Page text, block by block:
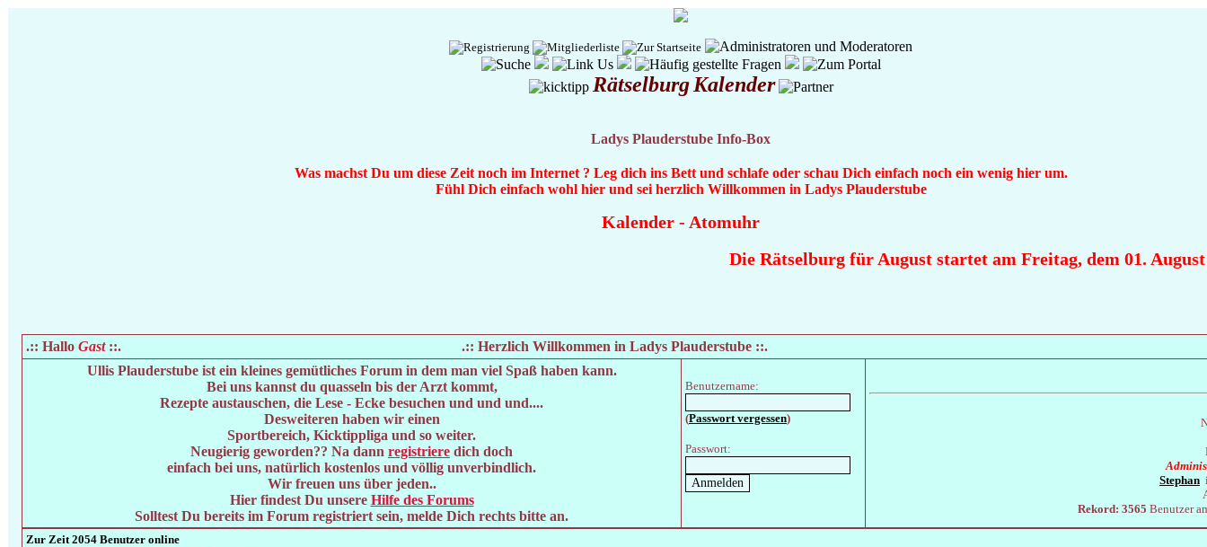
Rätselburg Kalender
Ladys Plauderstube Info-Box
Was machst Du um diese Zeit noch im Internet ? Leg dich ins Bett und schlafe oder schau Dich einfach noch ein wenig hier um.
Fühl Dich einfach wohl hier und sei herzlich Willkommen in Ladys Plauderstube
Kalender - Atomuhr
Die Rätselburg für August startet am Freitag, dem 01. August
.:: Hallo Gast::.
.:: Herzlich Willkommen in Ladys Plauderstube ::.
Ullis Plauderstube ist ein kleines gemütliches Forum in dem man viel Spaß haben kann.
Bei uns kannst du quasseln bis der Arzt kommt,
Rezepte austauschen, die Lese - Ecke besuchen und und und....
Desweiteren haben wir einen
Sportbereich, Kicktippliga und so weiter.
Neugierig geworden?? Na dann registriere dich doch
einfach bei uns, natürlich kostenlos und völlig unverbindlich.
Wir freuen uns über jeden..
Hier findest Du unsere Hilfe des Forums
Solltest Du bereits im Forum registriert sein, melde Dich rechts bitte an.
Benutzername:
(Passwort vergessen)
Passwort:
Stephan
Rekord: 3565 Benutzer
Zur Zeit 2054 Benutzer online